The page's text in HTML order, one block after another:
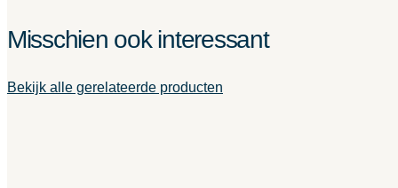
Misschien ook interessant
Bekijk alle gerelateerde producten